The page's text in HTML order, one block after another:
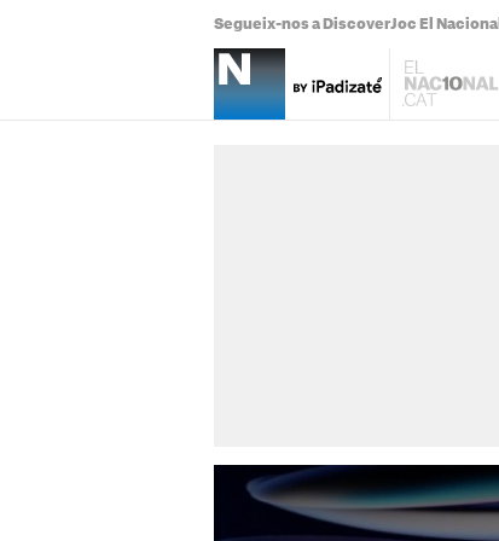
Segueix-nos a DiscoverJoc El Nacional